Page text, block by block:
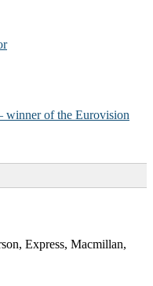
winner of the Eurovision
Express, Macmillan,